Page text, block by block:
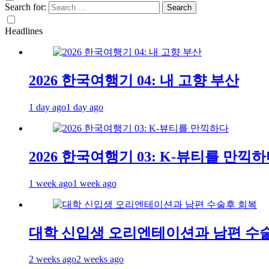
Search for:
Headlines
2026 한국여행기 04: 내 고향 부산
1 day ago1 day ago
2026 한국여행기 03: K-뷰티를 만끽
1 week ago1 week ago
대학 신입생 오리엔테이션과 남편 수
2 weeks ago2 weeks ago